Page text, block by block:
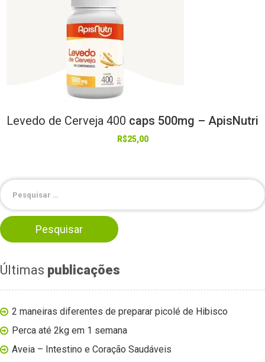
Levedo de Cerveja 400 caps 500mg – ApisNutri
R$25,00
Últimas publicações
2 maneiras diferentes de preparar picolé de Hibisco
Perca até 2kg em 1 semana
Aveia – Intestino e Coração Saudáveis